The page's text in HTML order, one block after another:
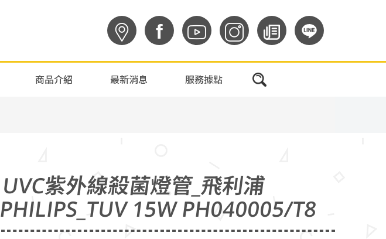
f
商品介紹 最新消息 服務據點
UVC紫外線殺菌燈管_飛利浦
PHILIPS_TUV 15W PH040005/T8